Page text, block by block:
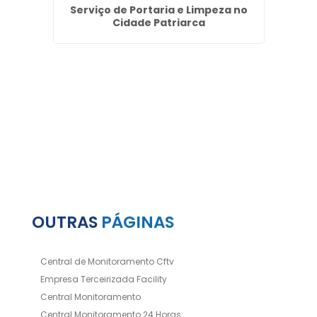
Serviço de Portaria e Limpeza no
Cidade Patriarca
OUTRAS PÁGINAS
Central de Monitoramento Cftv
Empresa Terceirizada Facility
Central Monitoramento
Central Monitoramento 24 Horas